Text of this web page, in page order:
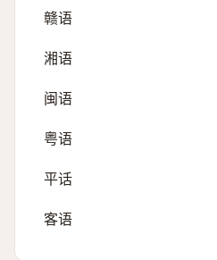
赣语
湘语
闽语
粤语
平话
客语